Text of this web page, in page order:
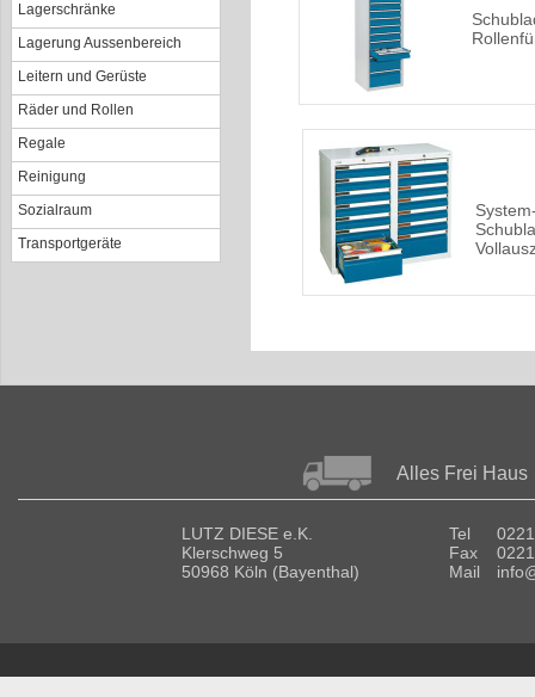
Lagerschränke
Lagerung Aussenbereich
Leitern und Gerüste
Räder und Rollen
Regale
Reinigung
Sozialraum
Transportgeräte
Alles Frei Haus
LUTZ DIESE e.K.
Klerschweg 5
50968 Köln (Bayenthal)
Tel
Fax
Mail